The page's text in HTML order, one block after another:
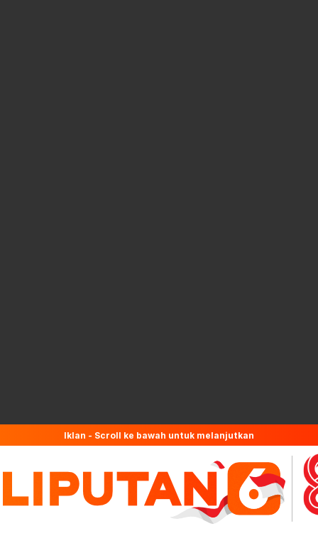
Iklan - Scroll ke bawah untuk melanjutkan